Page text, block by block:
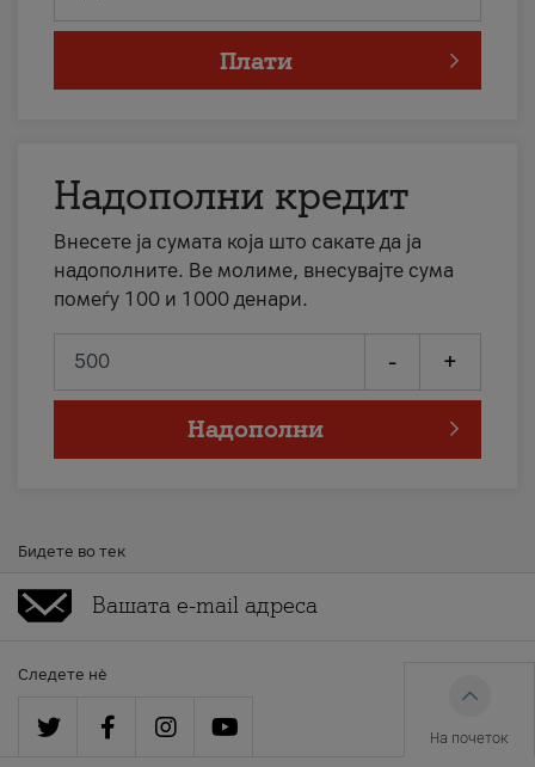
Плати
Надополни кредит
Внесете ја сумата која што сакате да ја
надополните. Ве молиме, внесувајте сума
помеѓу 100 и 1000 денари.
- +
Надополни
Бидете во тек
Следете нè
На почеток